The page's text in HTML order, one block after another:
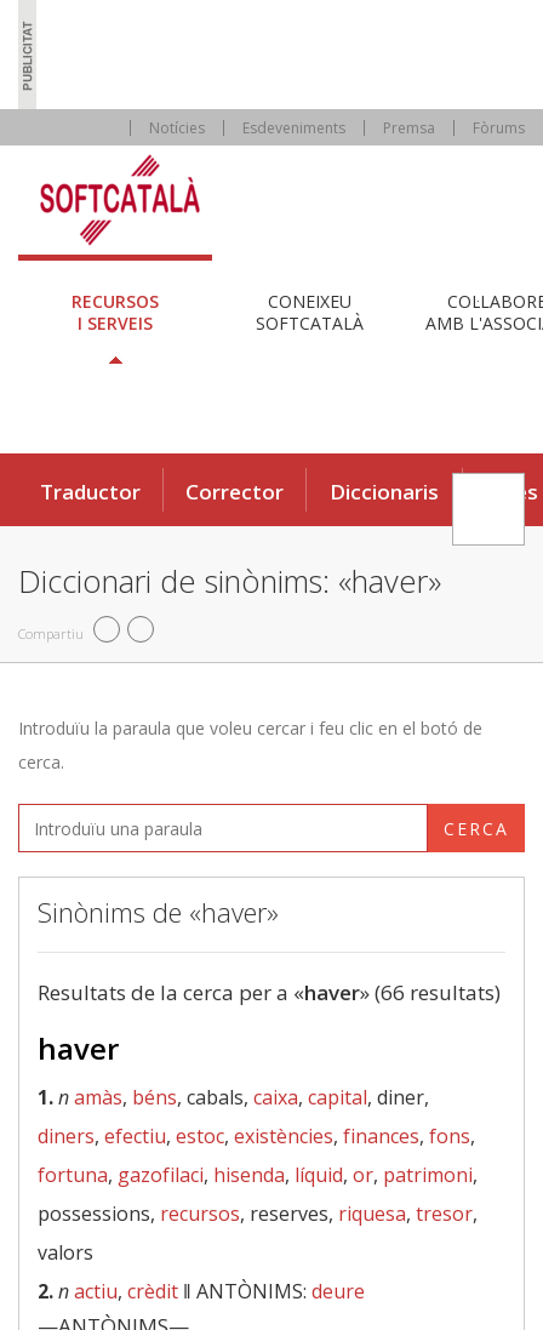
Notícies Esdeveniments Premsa Fòrums
RECURSOS
I SERVEIS
CONEIXEU
SOFTCATALÀ
AMB
Traductor Corrector Diccionaris Eines
Diccionari de sinònims: «haver»
Compartiu
Introduïu la paraula que voleu cercar i feu clic en el botó de
cerca.
CERCA
Sinònims de «haver»
Resultats de la cerca per a «haver» (66 resultats)
haver
1.namàs, béns, cabals, caixa, capital, diner,
diners, efectiu, estoc, existències, finances, fons,
fortuna, gazofilaci, hisenda, líquid, or, patrimoni,
possessions, recursos, reserves, riquesa, tresor,
valors
2.nactiu, crèdit ‖ ANTÒNIMS: deure